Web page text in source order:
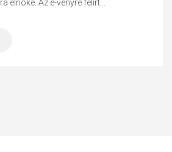
elnöke. Az e-vényre felírt...